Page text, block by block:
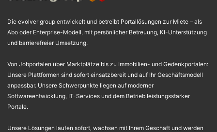
Die evolver group entwickelt und betreibt Portallösungen zur Miete – als
Abo oder Enterprise-Modell, mit persönlicher Betreuung, KI-Unterstützung
und barrierefreier Umsetzung.
Von Jobportalen über Marktplätze bis zu Immobilien- und Gedenkportalen:
Unsere Plattformen sind sofort einsatzbereit und auf Ihr Geschäftsmodell
anpassbar. Unsere Schwerpunkte liegen auf moderner
Softwareentwicklung, IT-Services und dem Betrieb leistungsstarker
Portale.
Unsere Lösungen laufen sofort, wachsen mit Ihrem Geschäft und werden